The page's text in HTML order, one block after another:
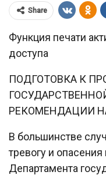
Share
Функция печати
доступа
ПОДГОТОВКА К
РЕКОМЕНДАЦИИ
В большинстве
тревогу и
Департамента